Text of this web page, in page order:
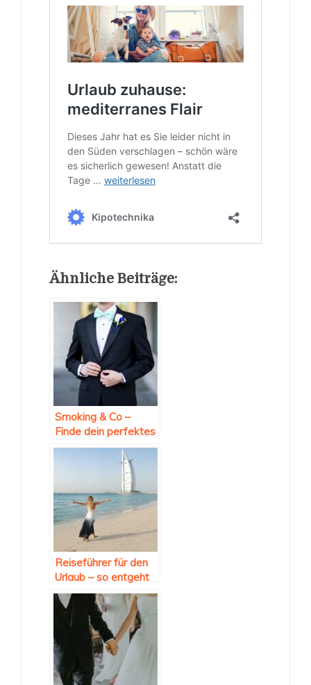
Ähnliche Beiträge:
Smoking & Co –
Finde dein perfektes
Outfit!
Reiseführer für den
Urlaub – so entgeht
Ihnen kein
Geheimtipp